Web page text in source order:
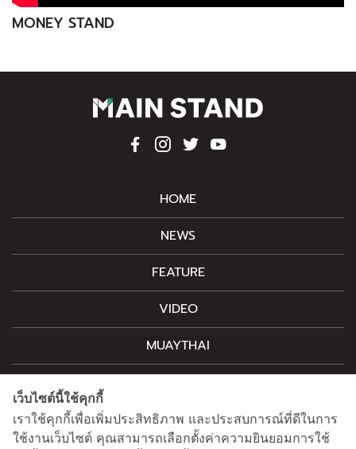
MONEY STAND
HOME
NEWS
FEATURE
VIDEO
MUAYTHAI
CONTACT
เว็บไซต์นี้ใช้คุกกี้
เราใช้คุกกี้เพื่อเพิ่มประสิทธิภาพ และประสบการณ์ที่ดีในการ
ใช้งานเว็บไซต์ คุณสามารถเลือกตั้งค่าความยินยอมการใช้